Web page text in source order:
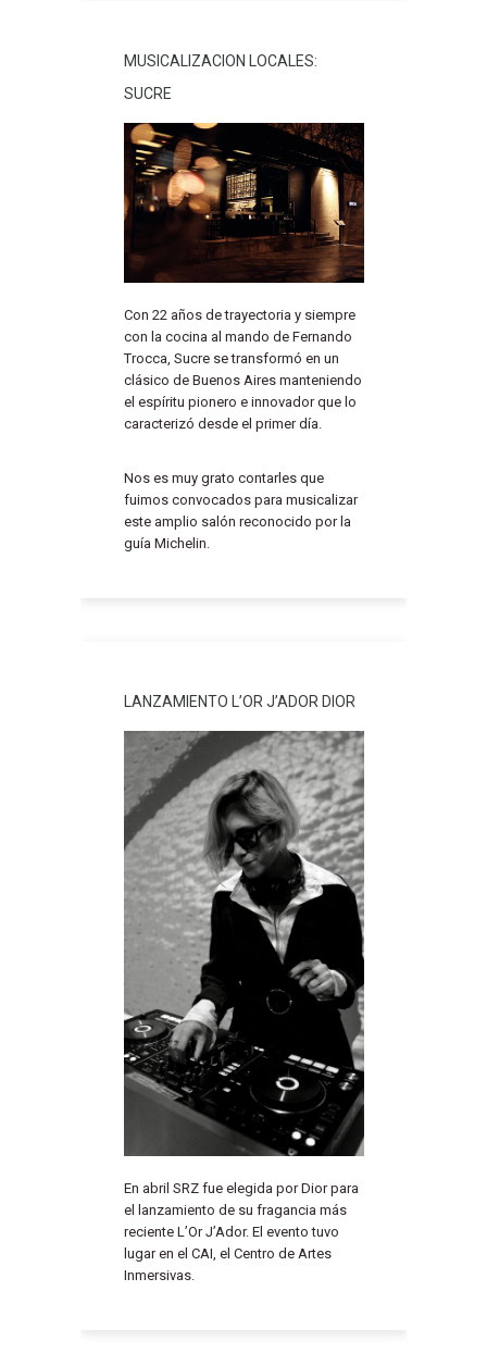
MUSICALIZACION LOCALES:
SUCRE
Con 22 años de trayectoria y siempre
con la cocina al mando de Fernando
Trocca, Sucre se transformó en un
clásico de Buenos Aires manteniendo
el espíritu pionero e innovador que lo
caracterizó desde el primer día.
Nos es muy grato contarles que
fuimos convocados para musicalizar
este amplio salón reconocido por la
guía Michelin.
LANZAMIENTO L’OR J’ADOR DIOR
En abril SRZ fue elegida por Dior para
el lanzamiento de su fragancia más
reciente L’Or J’Ador. El evento tuvo
lugar en el CAI, el Centro de Artes
Inmersivas.